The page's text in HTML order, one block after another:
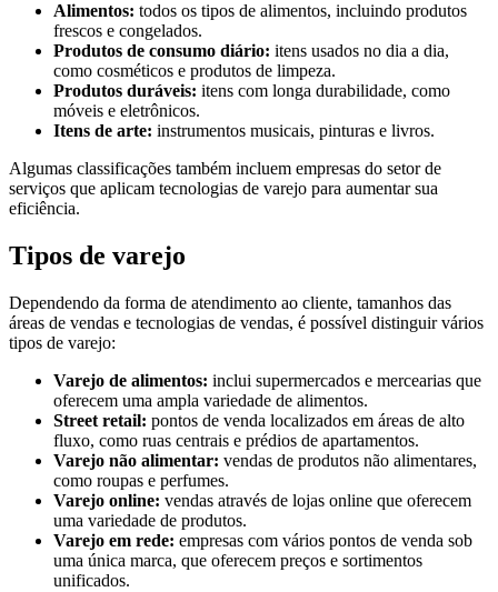
Alimentos: todos os tipos de alimentos, incluindo produtos
frescos e congelados.
Produtos de consumo diário: itens usados no dia a dia,
como cosméticos e produtos de limpeza.
Produtos duráveis: itens com longa durabilidade, como
móveis e eletrônicos.
Itens de arte: instrumentos musicais, pinturas e livros.
Algumas classificações também incluem empresas do setor de
serviços que aplicam tecnologias de varejo para aumentar sua
eficiência.
Tipos de varejo
Dependendo da forma de atendimento ao cliente, tamanhos das
áreas de vendas e tecnologias de vendas, é possível distinguir vários
tipos de varejo:
Varejo de alimentos: inclui supermercados e mercearias que
oferecem uma ampla variedade de alimentos.
Street retail: pontos de venda localizados em áreas de alto
fluxo, como ruas centrais e prédios de apartamentos.
Varejo não alimentar: vendas de produtos não alimentares,
como roupas e perfumes.
Varejo online: vendas através de lojas online que oferecem
uma variedade de produtos.
Varejo em rede: empresas com vários pontos de venda sob
uma única marca, que oferecem preços e sortimentos
unificados.